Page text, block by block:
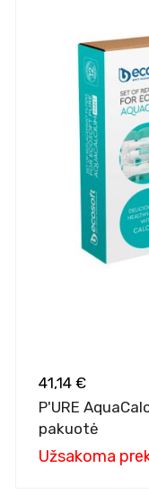
41,14 €
P'URE
pakuotė
Užsakoma